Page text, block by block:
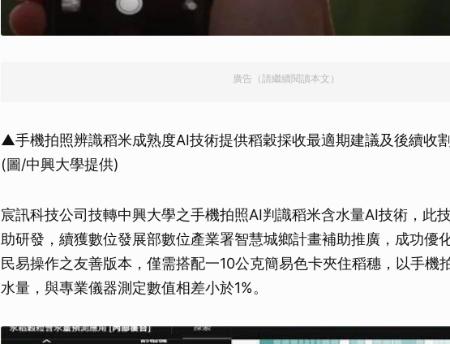
廣告（請繼續閱讀本文）
▲手機拍照辨識稻米成熟度AI技術提供稻穀採收最適期建議及後續收
(圖/中興大學提供)
宸訊科技公司技轉中興大學之手機拍照AI判識稻米含水量AI技術，此
助研發，續獲數位發展部數位產業署智慧城鄉計畫補助推廣，成功優
民易操作之友善版本，僅需搭配一10公克簡易色卡夾住稻穗，以手機
水量，與專業儀器測定數值相差小於1%。